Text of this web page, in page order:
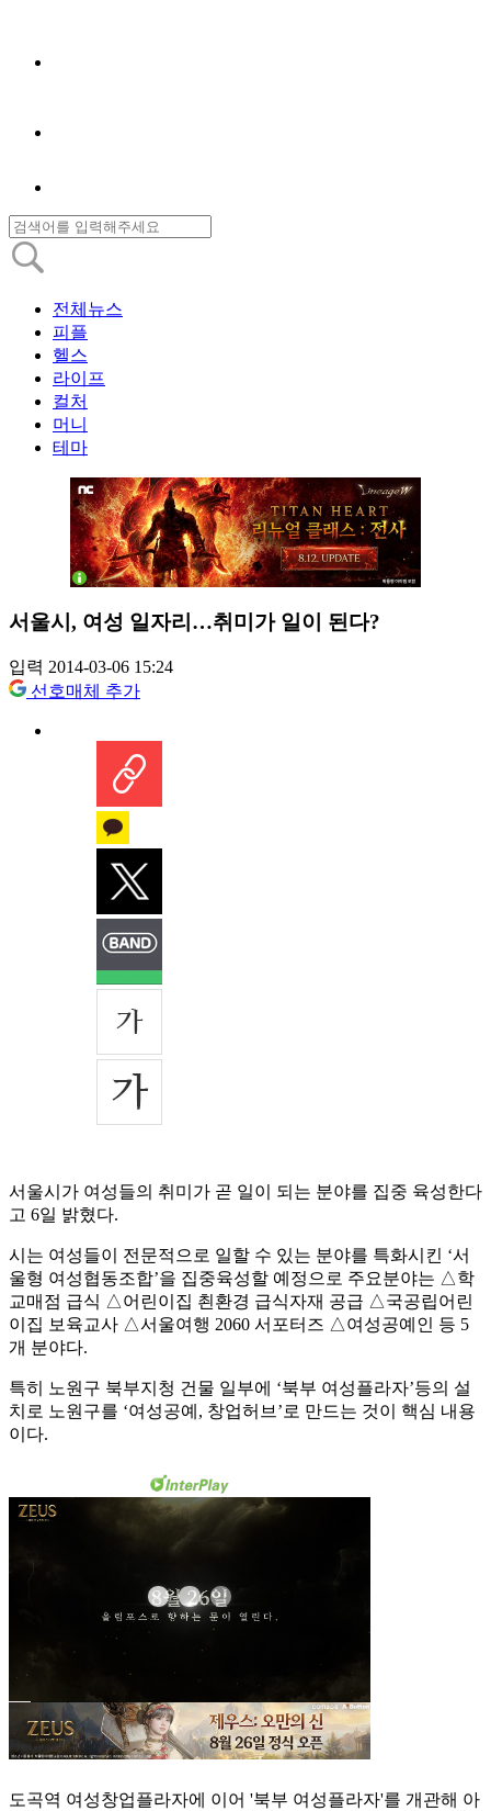
전체뉴스
피플
헬스
라이프
컬처
머니
테마
서울시, 여성 일자리…취미가 일이 된다?
입력 2014-03-06 15:24
선호매체 추가
서울시가 여성들의 취미가 곧 일이 되는 분야를 집중 육성한다
고 6일 밝혔다.
시는 여성들이 전문적으로 일할 수 있는 분야를 특화시킨 ‘서
울형 여성협동조합’을 집중육성할 예정으로 주요분야는 △학
교매점 급식 △어린이집 쵠환경 급식자재 공급 △국공립어린
이집 보육교사 △서울여행 2060 서포터즈 △여성공예인 등 5
개 분야다.
특히 노원구 북부지청 건물 일부에 ‘북부 여성플라자’등의 설
치로 노원구를 ‘여성공예, 창업허브’로 만드는 것이 핵심 내용
이다.
도곡역 여성창업플라자에 이어 '북부 여성플라자'를 개관해 아